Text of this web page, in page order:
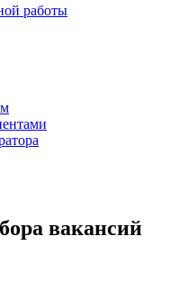
работы
вакансий